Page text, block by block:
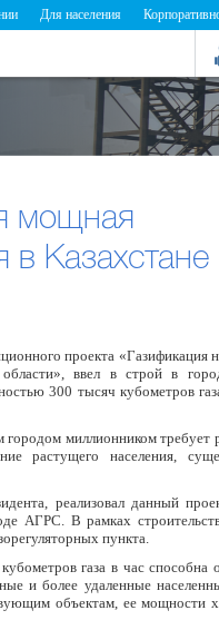
Для населения
мощная
в Казахстане
проекта «Газификация
области», ввел в строй в
300 тысяч кубометров
миллионником требует
растущего населения,
реализовал данный
АГРС. В рамках
пункта.
газа в час способна
и более удаленные
объектам, ее мощности